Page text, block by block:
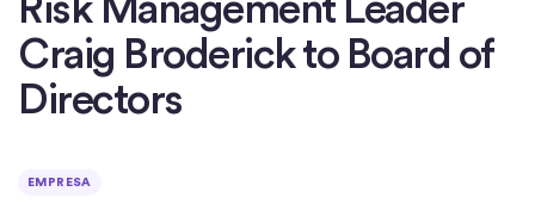
Craig Broderick to Board of
Directors
EMPRESA